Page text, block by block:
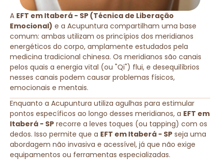
A EFT em Itaberá - SP (Técnica de Liberação
Emocional) e a Acupuntura compartilham uma base
comum: ambas utilizam os princípios dos meridianos
energéticos do corpo, amplamente estudados pela
medicina tradicional chinesa. Os meridianos são canais
pelos quais a energia vital (ou "Qi") flui, e desequilíbrios
nesses canais podem causar problemas físicos,
emocionais e mentais.
Enquanto a Acupuntura utiliza agulhas para estimular
pontos específicos ao longo desses meridianos, a EFT em
Itaberá - SP recorre a leves toques (ou tapping) com os
dedos. Isso permite que a EFT em Itaberá - SP seja uma
abordagem não invasiva e acessível, já que não exige
equipamentos ou ferramentas especializadas.